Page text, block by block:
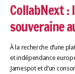
CollabNext :
souveraine
À la recherche d’une
et indépendance
Jamespot et d’un